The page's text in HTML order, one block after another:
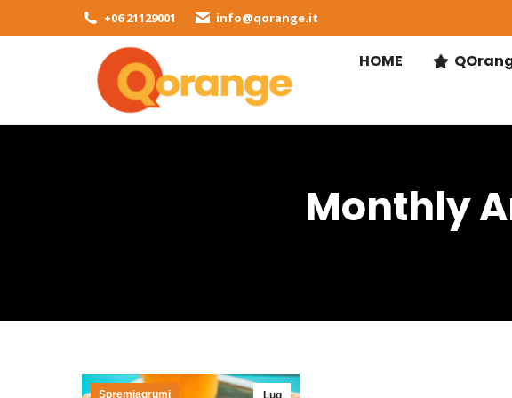
+06 21129001 info@qorange.it
HOME
Monthly
Lug
Spremiagrumi